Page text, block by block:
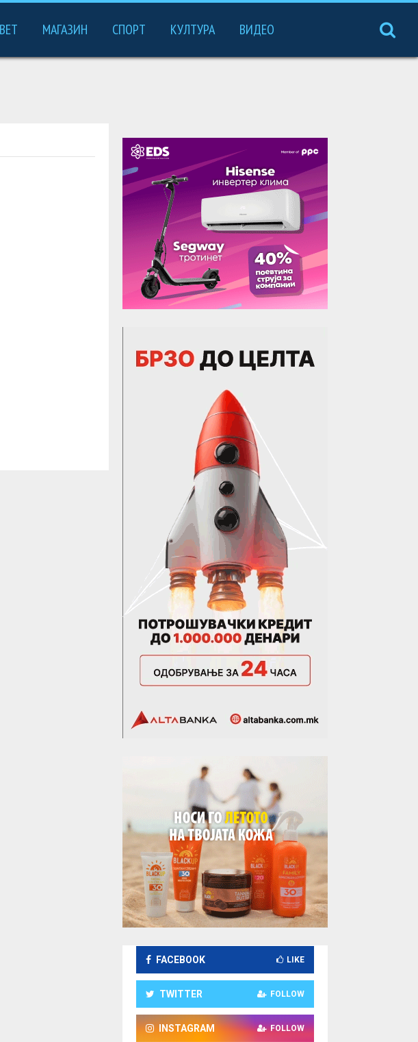
МАГАЗИН СПОРТ КУЛТУРА ВИДЕО
FACEBOOK LIKE
TWITTER FOLLOW
INSTAGRAM FOLLOW